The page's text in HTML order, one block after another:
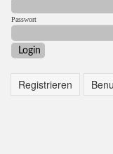
Passwort
Registrieren